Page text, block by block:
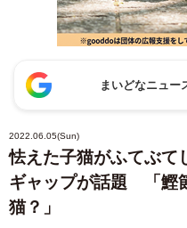
まいどなニュー
2022.06.05(Sun)
怯えた子猫がふてぶて
ギャップが話題 「鰹
猫？」